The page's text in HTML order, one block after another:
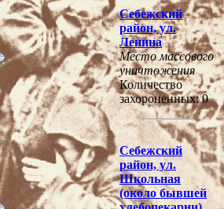
Себежский
район, ул.
Ленина
Место массового
уничтожения
Количество
захороненных: 0
Себежский
район, ул.
Школьная
(около бывшей